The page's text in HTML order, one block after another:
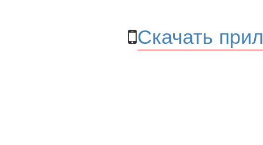
Скачать